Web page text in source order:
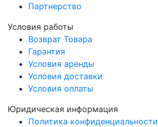
Партнерство
Условия работы
Возврат Товара
Гарантия
Условия аренды
Условия доставки
Условия оплаты
Юридическая информация
Политика конфиденциальности